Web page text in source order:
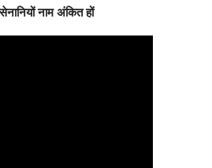
नाम अंकित हों